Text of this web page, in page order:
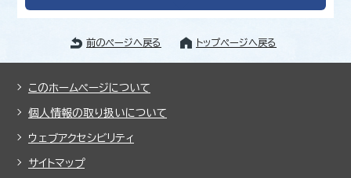
前のページへ戻る トップページへ戻る
このホームページについて
個人情報の取り扱いについて
ウェブアクセシビリティ
サイトマップ